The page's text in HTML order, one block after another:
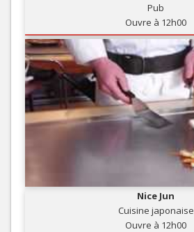
Pub
Ouvre à 12h00
Nice Jun
Cuisine japonaise
Ouvre à 12h00